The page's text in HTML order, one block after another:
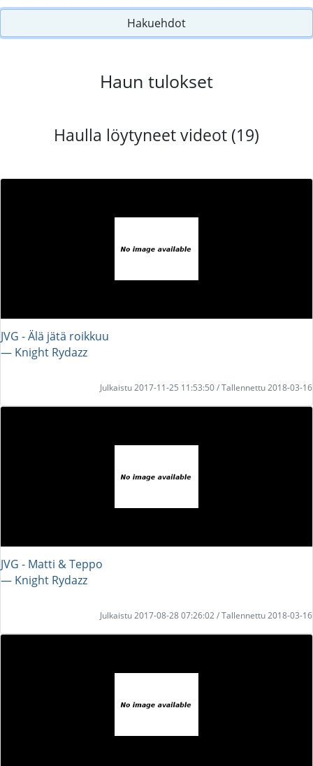
Hakuehdot
Haun tulokset
Haulla löytyneet videot (19)
JVG - Älä jätä roikkuu
― Knight Rydazz
Julkaistu 2017-11-25 11:53:50 / Tallennettu 2018-03-16
JVG - Matti & Teppo
― Knight Rydazz
Julkaistu 2017-08-28 07:26:02 / Tallennettu 2018-03-16